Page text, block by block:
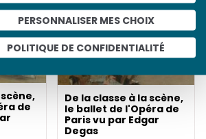
PERSONNALISER MES CHOIX
POLITIQUE DE CONFIDENTIALITÉ
de
De la classe à la scène,
le ballet de l'Opéra de
Paris vu par Edgar
Degas